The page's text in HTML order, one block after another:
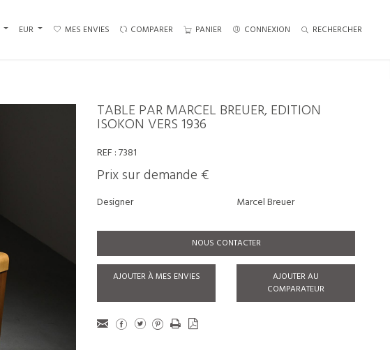
EUR MES ENVIES COMPARER PANIER CONNEXION RECHERCHER
TABLE PAR MARCEL BREUER, EDITION
ISOKON VERS 1936
REF :7381
Prix sur demande €
Designer Marcel Breuer
NOUS CONTACTER
AJOUTER À MES ENVIES
AJOUTER AU
COMPARATEUR